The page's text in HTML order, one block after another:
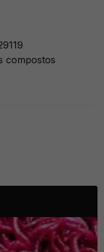
compostos